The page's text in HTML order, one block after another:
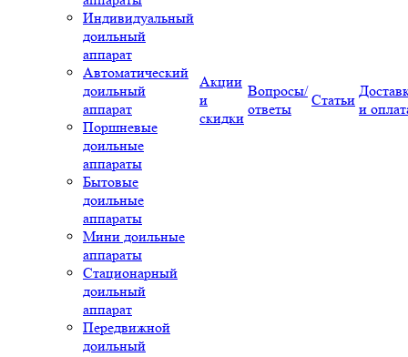
Индивидуальный
доильный
аппарат
Автоматический
доильный
аппарат
Поршневые
доильные
аппараты
Бытовые
доильные
аппараты
Мини доильные
аппараты
Стационарный
доильный
аппарат
Передвижной
доильный
Акции
и
скидки
Вопросы/
ответы
Статьи
и